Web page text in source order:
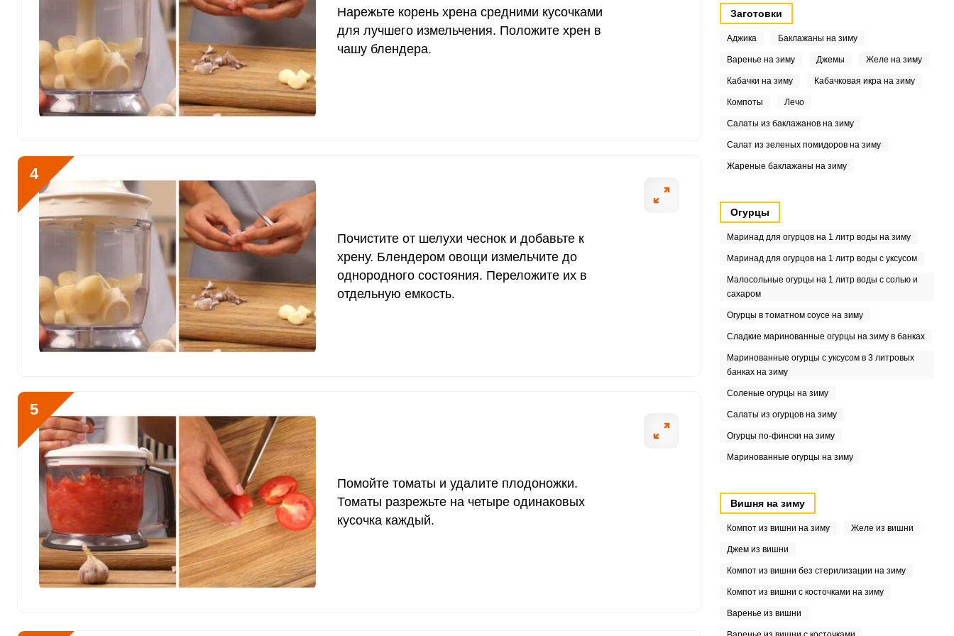
16.1 мкг 10 мкг 14.4
Литий 210.6 мкг 70 мкг
Марганец 0.9 мкг
Медь 872.1 мкг
Рубидий
Селен 12.2 мкг
Фтор 200.2 мкг
2 мкг 50 мкг 0.4
Цинк 3.2 мг 12 мг
Бор 1803.4 мкг
Ванадий 42.1 мкг
Нарежьте корень хрена средними кусочками
для лучшего измельчения. Положите хрен в
чашу блендера.
4
Почистите от шелухи чеснок и добавьте к
хрену. Блендером овощи измельчите до
однородного состояния. Переложите их в
отдельную емкость.
5
Помойте томаты и удалите плодоножки.
Томаты разрежьте на четыре одинаковых
кусочка каждый.
Заготовки
Аджика Баклажаны на зиму
Варенье на зиму Джемы Желе на зиму
Кабачки на зиму Кабачковая икра на зиму
Компоты Лечо
Салаты из баклажанов на зиму
Салат из зеленых помидоров на зиму
Жареные баклажаны на зиму
Огурцы
Маринад для огурцов на 1 литр воды на зиму
Маринад для огурцов на 1 литр воды с уксусом
Малосольные огурцы на 1 литр воды с солью и
сахаром
Огурцы в томатном соусе на зиму
Сладкие маринованные огурцы на зиму в банках
Маринованные огурцы с уксусом в 3 литровых
банках на зиму
Соленые огурцы на зиму
Салаты из огурцов на зиму
Огурцы по-фински на зиму
Маринованные огурцы на зиму
Вишня на зиму
Компот из вишни на зиму Желе из вишни
Джем из вишни
Компот из вишни без стерилизации на зиму
Компот из вишни с косточками на зиму
Варенье из вишни